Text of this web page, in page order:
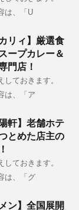
は、「U
リィ】厳選食
ープカレー＆
門店！
しておきます。
は、「ア
軒】老舗ホテ
とめた店主の
しておきます。
は、「グ
ン】全国展開